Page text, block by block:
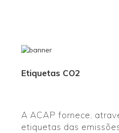
Etiquetas CO2
A ACAP fornece,
etiquetas das